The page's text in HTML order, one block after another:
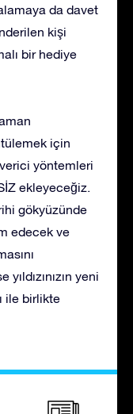
da davet
kişi
bir hediye
için
yöntemleri
ekleyeceğiz.
gökyüzünde
edecek ve
yeni
ile birlikte